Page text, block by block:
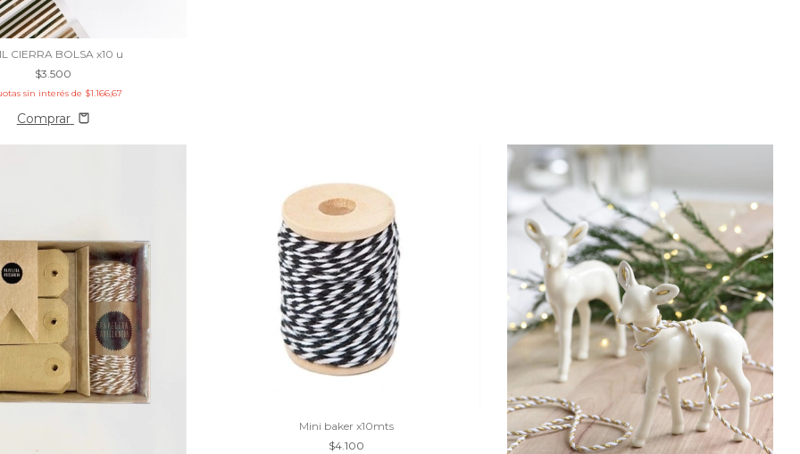
CIERRA BOLSA x10 u
$3.500
sin interés de $1.166,67
Comprar
Mini baker x10mts
$4.100